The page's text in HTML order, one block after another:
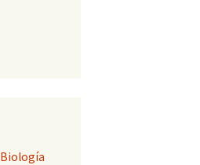
Biología